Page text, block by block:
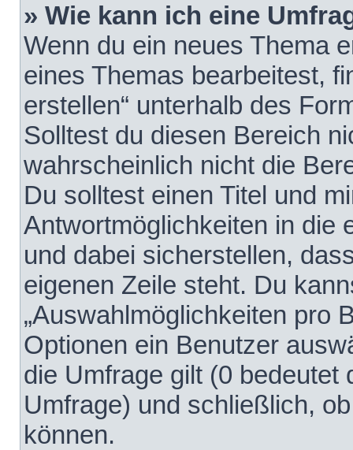
» Wie kann ich eine
Wenn du ein neues Thema
eines Themas bearbeitest,
erstellen“ unterhalb des
Solltest du diesen Bereich
wahrscheinlich nicht die
Du solltest einen Titel und
Antwortmöglichkeiten in die
und dabei sicherstellen,
eigenen Zeile steht. Du
„Auswahlmöglichkeiten pro
Optionen ein Benutzer
die Umfrage gilt (0 bedeutet
Umfrage) und schließlich,
können.